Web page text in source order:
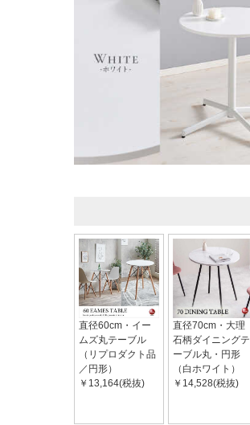
直径60cm・イー
ムズ丸テーブル
（リプロダクト品
／円形）
￥13,164(税抜)
直径70cm・大理
石柄ダイニングテ
ーブル丸・円形
（白ホワイト）
￥14,528(税抜)